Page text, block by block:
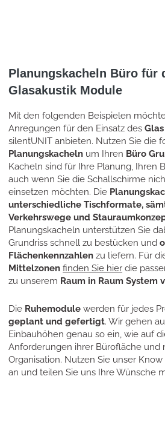
Planungskacheln Büro für
Glasakustik Module
Mit den folgenden Beispielen
Anregungen für den Einsatz des
silentUNIT anbieten. Nutzen Sie die
Planungskacheln um Ihren Büro
Kacheln sind für Ihre Planung, Ihren
auch wenn Sie die Schallschirme
einsetzen möchten. Die
unterschiedliche Tischformate,
Verkehrswege und
Planungskacheln unterstützen Sie
Grundriss schnell zu bestücken und
Flächenkennzahlen zu liefern. Für
Mittelzonen finden Sie hier die
zu unserem Raum in Raum System
Die Ruhemodule werden für jedes
geplant und gefertigt. Wir gehen
Einbauhöhen genau so ein, wie auf
Anforderungen ihrer Bürofläche und
Organisation. Nutzen Sie unser
an und teilen Sie uns Ihre Wünsche